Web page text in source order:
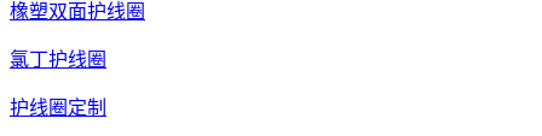
橡塑双面护线圈
氯丁护线圈
护线圈定制